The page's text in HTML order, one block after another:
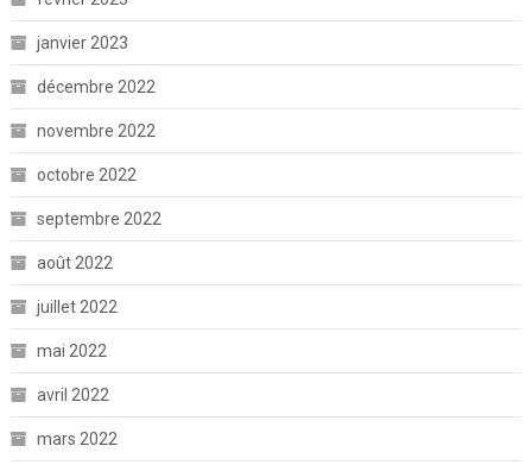
janvier 2023
décembre 2022
novembre 2022
octobre 2022
septembre 2022
août 2022
juillet 2022
mai 2022
avril 2022
mars 2022